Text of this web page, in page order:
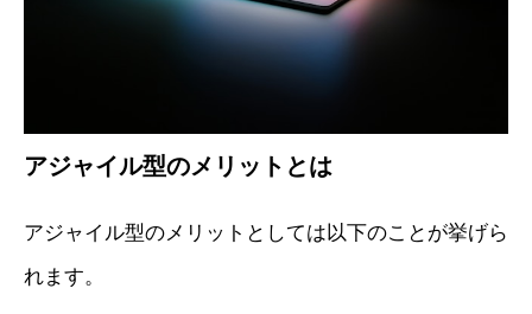
アジャイル型のメリットとは
アジャイル型のメリットとしては以下のことが挙げら
れます。